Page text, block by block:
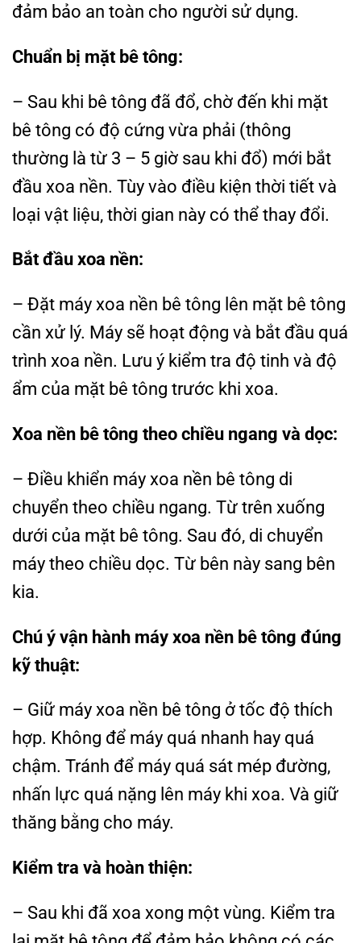
đảm bảo an toàn cho người sử dụng.
Chuẩn bị mặt bê tông:
– Sau khi bê tông đã đổ, chờ đến khi mặt
bê tông có độ cứng vừa phải (thông
thường là từ 3 – 5 giờ sau khi đổ) mới bắt
đầu xoa nền. Tùy vào điều kiện thời tiết và
loại vật liệu, thời gian này có thể thay đổi.
Bắt đầu xoa nền:
– Đặt máy xoa nền bê tông lên mặt bê tông
cần xử lý. Máy sẽ hoạt động và bắt đầu quá
trình xoa nền. Lưu ý kiểm tra độ tinh và độ
ẩm của mặt bê tông trước khi xoa.
Xoa nền bê tông theo chiều ngang và dọc:
– Điều khiển máy xoa nền bê tông di
chuyển theo chiều ngang. Từ trên xuống
dưới của mặt bê tông. Sau đó, di chuyển
máy theo chiều dọc. Từ bên này sang bên
kia.
Chú ý vận hành máy xoa nền bê tông đúng
kỹ thuật:
– Giữ máy xoa nền bê tông ở tốc độ thích
hợp. Không để máy quá nhanh hay quá
chậm. Tránh để máy quá sát mép đường,
nhấn lực quá nặng lên máy khi xoa. Và giữ
thăng bằng cho máy.
Kiểm tra và hoàn thiện:
– Sau khi đã xoa xong một vùng. Kiểm tra